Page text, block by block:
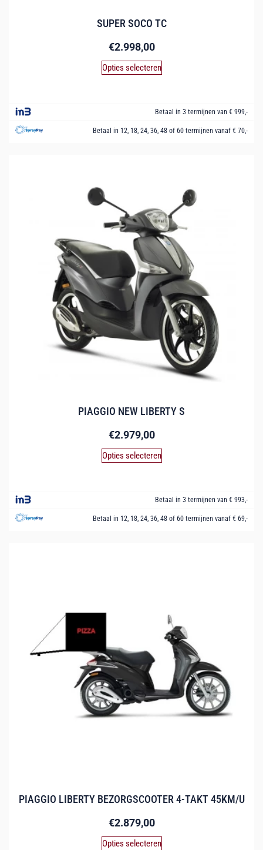
SUPER SOCO TC
€2.998,00
Opties selecteren
Betaal in 3 termijnen van € 999,-
Betaal in 12, 18, 24, 36, 48 of 60 termijnen vanaf € 70,-
PIAGGIO NEW LIBERTY S
€2.979,00
Opties selecteren
Betaal in 3 termijnen van € 993,-
Betaal in 12, 18, 24, 36, 48 of 60 termijnen vanaf € 69,-
PIAGGIO LIBERTY BEZORGSCOOTER 4-TAKT 45KM/U
€2.879,00
Opties selecteren